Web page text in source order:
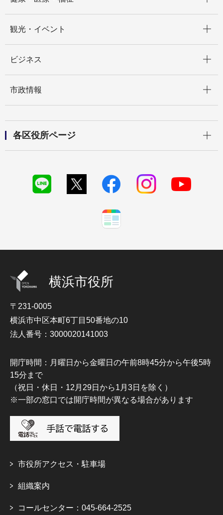
観光・イベント
ビジネス
市政情報
各区役所ページ
横浜市役所
〒231-0005
横浜市中区本町6丁目50番地の10
法人番号：3000020141003
開庁時間：月曜日から金曜日の午前8時45分から午後5時
15分まで
（祝日・休日・12月29日から1月3日を除く）
※一部の窓口では開庁時間が異なる場合があります
市役所アクセス・駐車場
組織案内
コールセンター：045-664-2525